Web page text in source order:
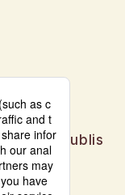
publis